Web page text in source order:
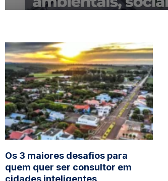
Os 3 maiores desafios para
quem quer ser consultor em
cidades inteligentes